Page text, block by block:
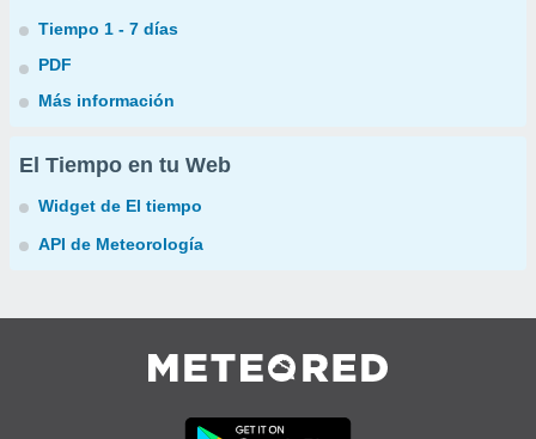
Tiempo 1 - 7 días
PDF
Más información
El Tiempo en tu Web
Widget de El tiempo
API de Meteorología